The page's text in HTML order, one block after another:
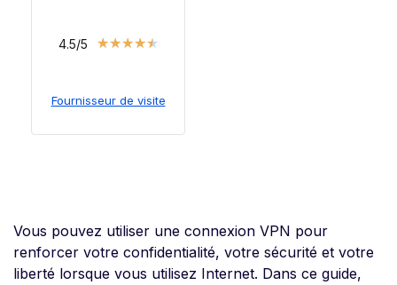
4.5/5 ★★★★★
Fournisseur de visite
Vous pouvez utiliser une connexion VPN pour
renforcer votre confidentialité, votre sécurité et votre
liberté lorsque vous utilisez Internet. Dans ce guide,